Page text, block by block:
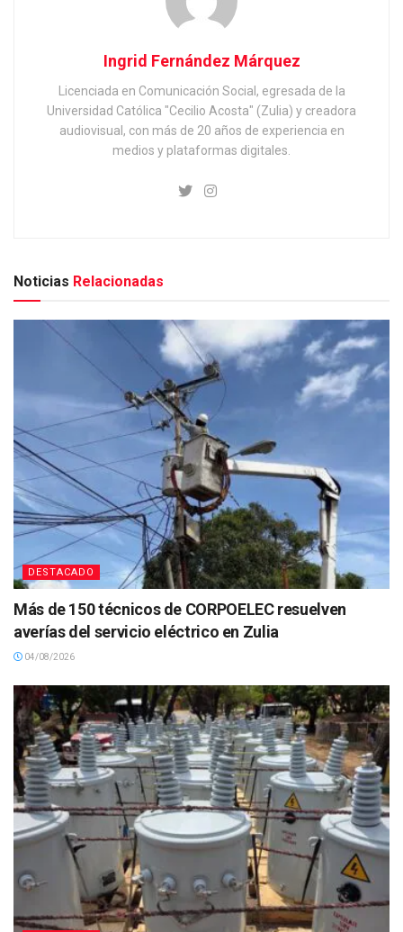
Ingrid Fernández Márquez
Licenciada en Comunicación Social, egresada de la
Universidad Católica "Cecilio Acosta" (Zulia) y creadora
audiovisual, con más de 20 años de experiencia en
medios y plataformas digitales.
Noticias Relacionadas
DESTACADO
Más de 150 técnicos de CORPOELEC resuelven
averías del servicio eléctrico en Zulia
04/08/2026